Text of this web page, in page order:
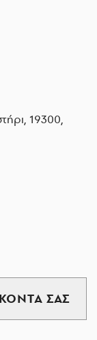
19300,
ΣΑΣ